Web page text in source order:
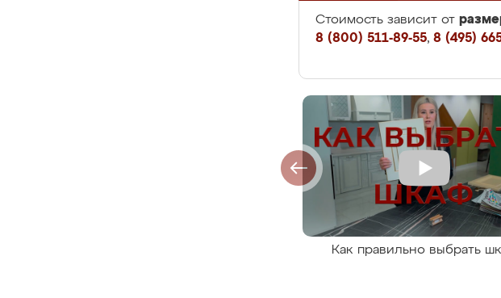
Стоимость зависит от
8 (800) 511-89-55, 8 (495)
Как правильно выбрать